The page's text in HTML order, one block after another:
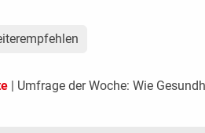
| Umfrage der Woche: Wie